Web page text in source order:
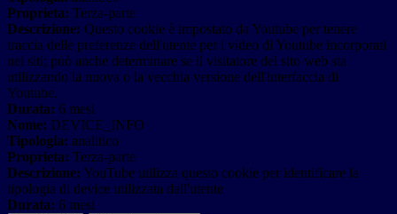
Proprieta: Terza-parte
Descrizione: Questo cookie è impostato da Youtube per tenere
traccia delle preferenze dell'utente per i video di Youtube incorporati
nei siti; può anche determinare se il visitatore del sito web sta
utilizzando la nuova o la vecchia versione dell'interfaccia di
Youtube.
Durata: 6 mesi
Nome: DEVICE_INFO
Tipologia: analitico
Proprieta: Terza-parte
Descrizione: YouTube utilizza questo cookie per identificare la
tipologia di device utilizzata dall'utente
Durata: 6 mesi